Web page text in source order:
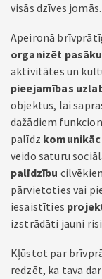
visās dzīves jomās.
Apeironā
organizēt
aktivitātes un
pieejamības
objektus, lai
dažādiem
palīdz
veido saturu
palīdzību
pārvietoties vai
iesaistīties
izstrādāti jauni
Kļūstot par
redzēt, ka tava